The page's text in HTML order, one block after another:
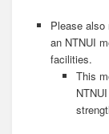
Please also
an NTNUI
facilities.
This